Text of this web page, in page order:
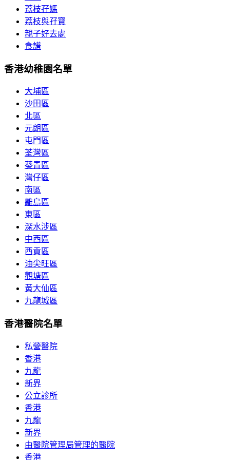
荔枝孖媽
荔枝與孖寶
親子好去處
食譜
香港幼稚園名單
大埔區
沙田區
北區
元朗區
屯門區
荃灣區
葵青區
灣仔區
南區
離島區
東區
深水涉區
中西區
西貢區
油尖旺區
觀塘區
黃大仙區
九龍城區
香港醫院名單
私營醫院
香港
九龍
新界
公立診所
香港
九龍
新界
由醫院管理局管理的醫院
香港